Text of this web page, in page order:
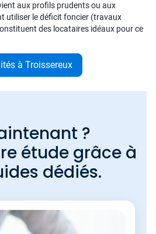
aux profils prudents ou aux
utiliser le déficit foncier (travaux
des locataires idéaux pour ce
à Troissereux
?
étude grâce à
dédiés.